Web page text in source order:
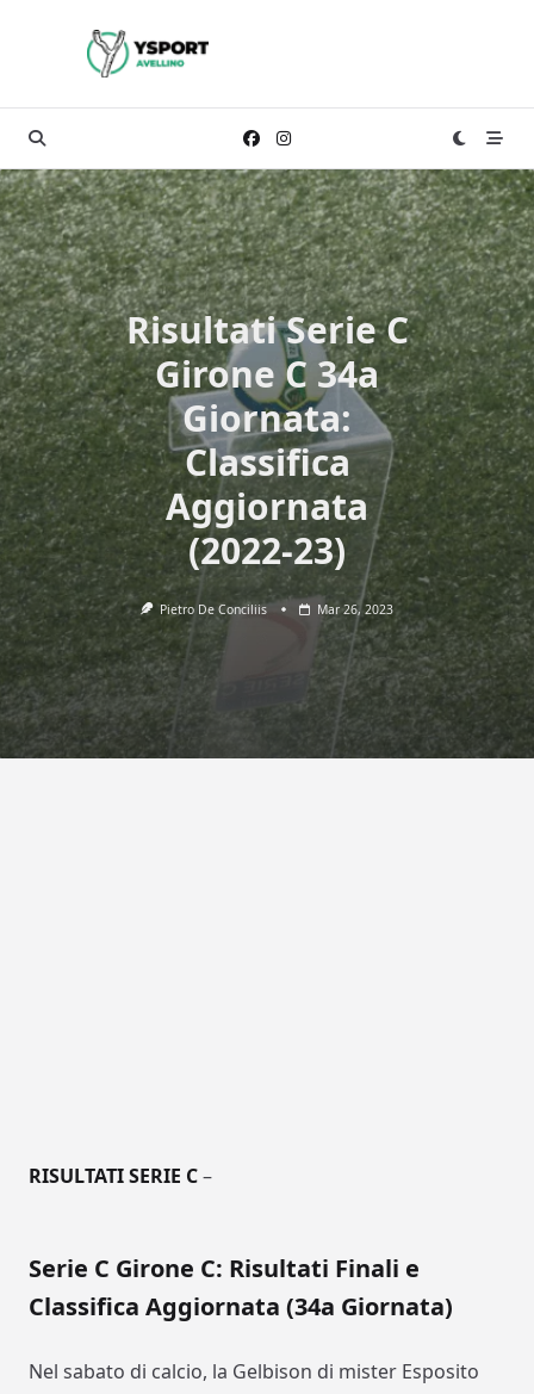
Risultati Serie C
Girone C 34a
Giornata:
Classifica
Aggiornata
(2022-23)
Pietro De Conciliis Mar 26, 2023
RISULTATI SERIE C–
Serie C Girone C: Risultati Finali e
Classifica Aggiornata (34a Giornata)
Nel sabato di calcio, la Gelbison di mister Esposito